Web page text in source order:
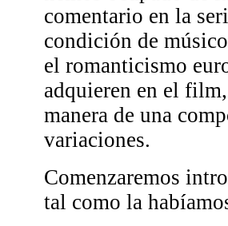
comentario en la
condición de
el romanticismo
adquieren en el
manera de una
variaciones.
Comenzaremos
tal como la